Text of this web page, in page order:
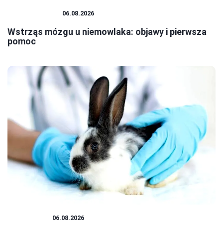
06.08.2026
Wstrząs mózgu u niemowlaka: objawy i pierwsza
pomoc
06.08.2026